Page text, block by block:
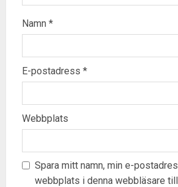
Namn *
E-postadress *
Webbplats
Spara mitt namn, min e-
webbplats i denna webbläsare